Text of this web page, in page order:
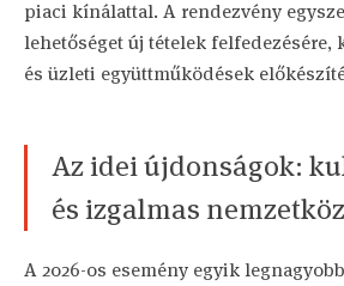
piaci kínálattal. A rendezvény
lehetőséget új tételek felfedezésére,
és üzleti együttműködések
Az idei újdonságok:
és izgalmas
A 2026-os esemény egyik